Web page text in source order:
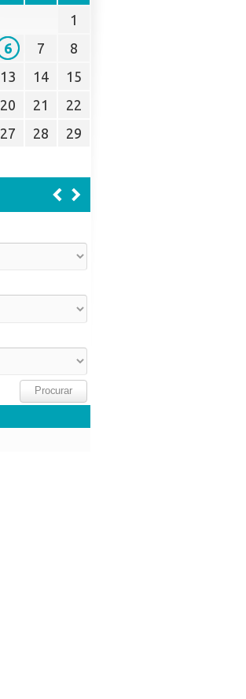
1
6 7
8
13 14
15
20 21
22
27 28
29